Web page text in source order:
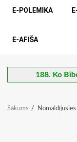
E-POLEMIKA
E-AFIŠA
188. Ko
Sākums